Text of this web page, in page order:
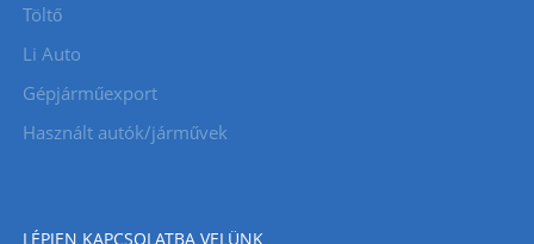
Töltő
Li Auto
Gépjárműexport
Használt autók/járművek
LÉPJEN KAPCSOLATBA VELÜNK